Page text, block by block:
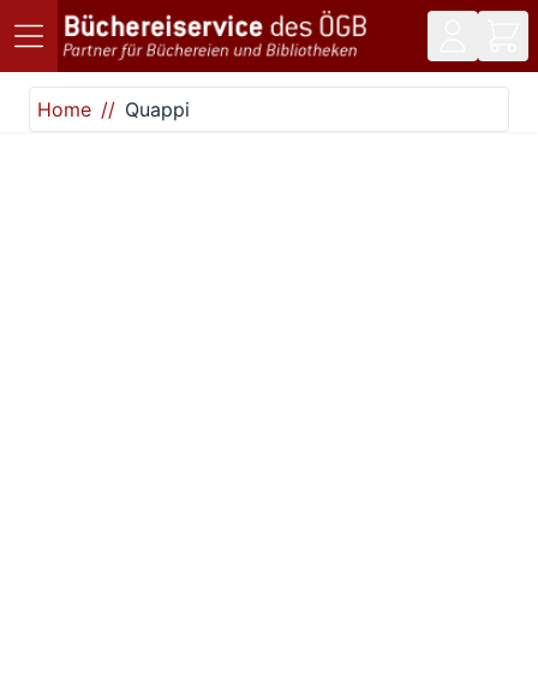
Direkt zum Inhalt
Home
Quappi